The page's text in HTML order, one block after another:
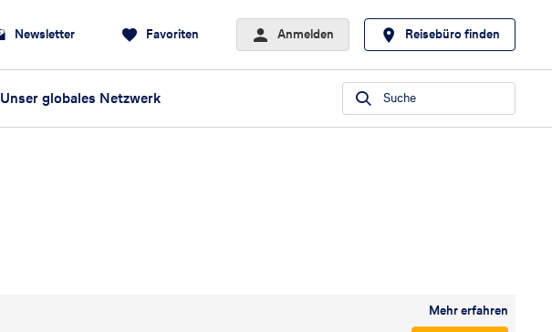
Newsletter Favoriten Anmelden Reisebüro finden
Unser globales Netzwerk Suche
Mehr erfahren